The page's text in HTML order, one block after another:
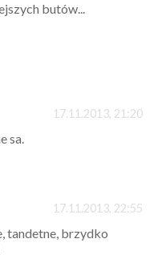
butów...
17.11.2013, 21:20
sa.
17.11.2013, 22:55
tandetne, brzydko